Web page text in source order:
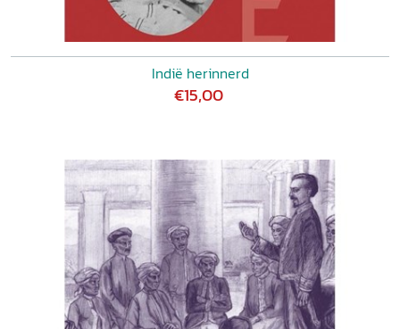
Indië herinnerd
€15,00